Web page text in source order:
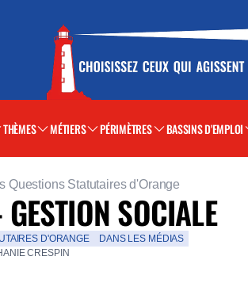
THÈMES MÉTIERS PÉRIMÈTRES BASSINS D'EMPLOI
Questions Statutaires d'Orange
SOCIALE
D'ORANGE
DANS LES MÉDIAS
CRESPIN
fenêtre)fenêtre)
(nouvelle fenêtre)
(nouvelle fenêtre)